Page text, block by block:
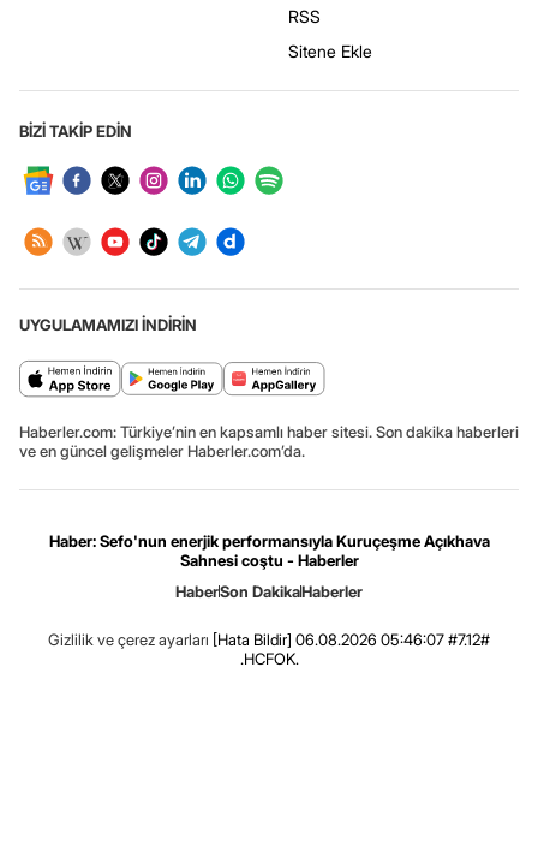
RSS
Sitene Ekle
BİZİ TAKİP EDİN
UYGULAMAMIZI İNDİRİN
Haberler.com: Türkiye’nin en kapsamlı haber sitesi. Son dakika haberleri
ve en güncel gelişmeler Haberler.com’da.
Haber: Sefo'nun enerjik performansıyla Kuruçeşme Açıkhava
Sahnesi coştu - Haberler
HaberSon DakikaHaberler
Gizlilik ve çerez ayarları [Hata Bildir] 06.08.2026 05:46:07 #7.12#
.HCFOK.